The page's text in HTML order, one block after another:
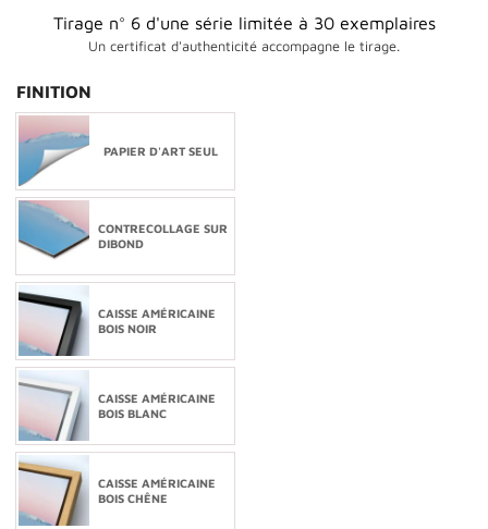
Tirage n° 6 d'une série limitée à 30 exemplaires
Un certificat d'authenticité accompagne le tirage.
FINITION
PAPIER D'ART SEUL
CONTRECOLLAGE SUR
DIBOND
CAISSE AMÉRICAINE
BOIS NOIR
CAISSE AMÉRICAINE
BOIS BLANC
CAISSE AMÉRICAINE
BOIS CHÊNE